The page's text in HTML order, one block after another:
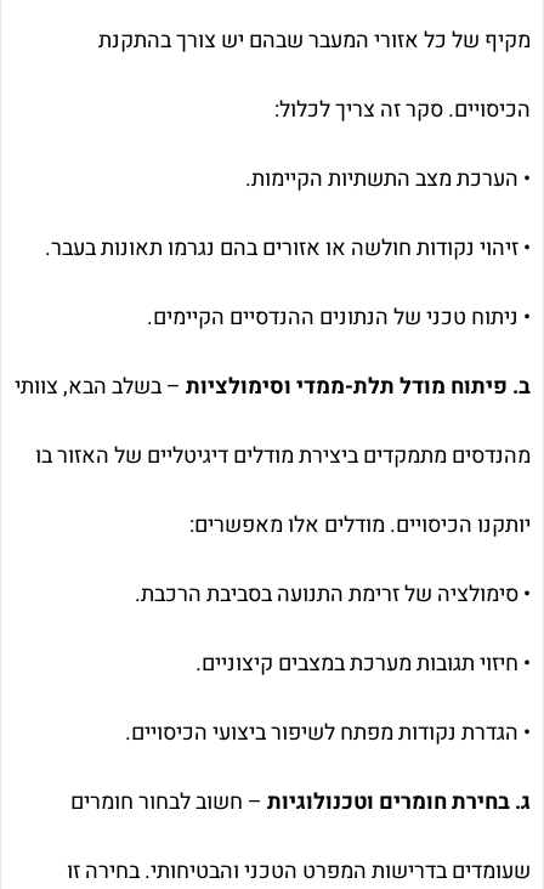
מקיף של כל אזורי המעבר שבהם יש צורך בהתקנת
הכיסויים. סקר זה צריך לכלול:
• הערכת מצב התשתיות הקיימות.
• זיהוי נקודות חולשה או אזורים בהם נגרמו תאונות בעבר.
• ניתוח טכני של הנתונים ההנדסיים הקיימים.
ב. פיתוח מודל תלת-ממדי וסימולציות – בשלב הבא, צוותי
מהנדסים מתמקדים ביצירת מודלים דיגיטליים של האזור בו
יותקנו הכיסויים. מודלים אלו מאפשרים:
• סימולציה של זרימת התנועה בסביבת הרכבת.
• חיזוי תגובות מערכת במצבים קיצוניים.
• הגדרת נקודות מפתח לשיפור ביצועי הכיסויים.
ג. בחירת חומרים וטכנולוגיות – חשוב לבחור חומרים
שעומדים בדרישות המפרט הטכני והבטיחותי. בחירה זו